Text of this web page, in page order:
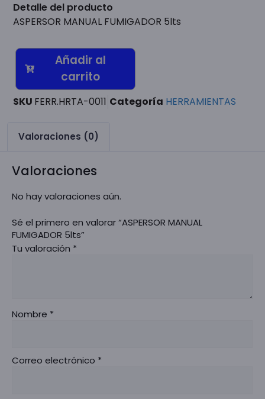
Detalle del producto
ASPERSOR MANUAL FUMIGADOR 5lts
Añadir al
carrito
SKU FERR.HRTA-0011 Categoría HERRAMIENTAS
Valoraciones (0)
Valoraciones
No hay valoraciones aún.
Sé el primero en valorar “ASPERSOR MANUAL
FUMIGADOR 5lts”
Tu valoración *
Nombre *
Correo electrónico *